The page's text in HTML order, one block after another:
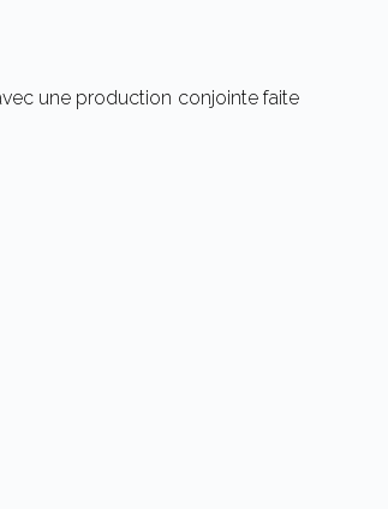
une production conjointe faite